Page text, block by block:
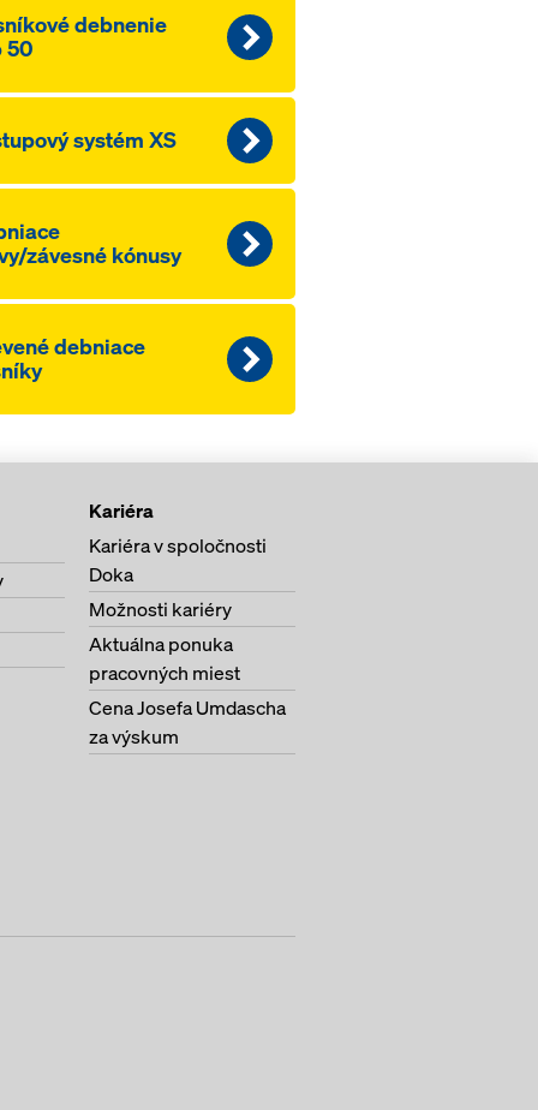
debnenie
50
systém XS
závesné kónusy
debniace
Kariéra
Kariéra v spoločnosti
Doka
Možnosti kariéry
Aktuálna ponuka
pracovných miest
Cena Josefa Umdascha
za výskum